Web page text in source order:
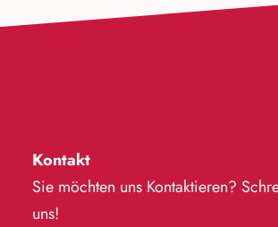
Kontakt
Sie möchten uns Kontaktieren?
uns!